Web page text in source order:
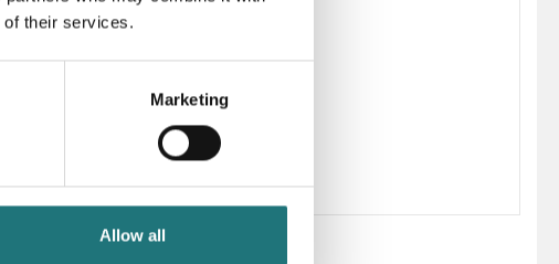
of their services.
Marketing
Allow all
Hans J Wegner